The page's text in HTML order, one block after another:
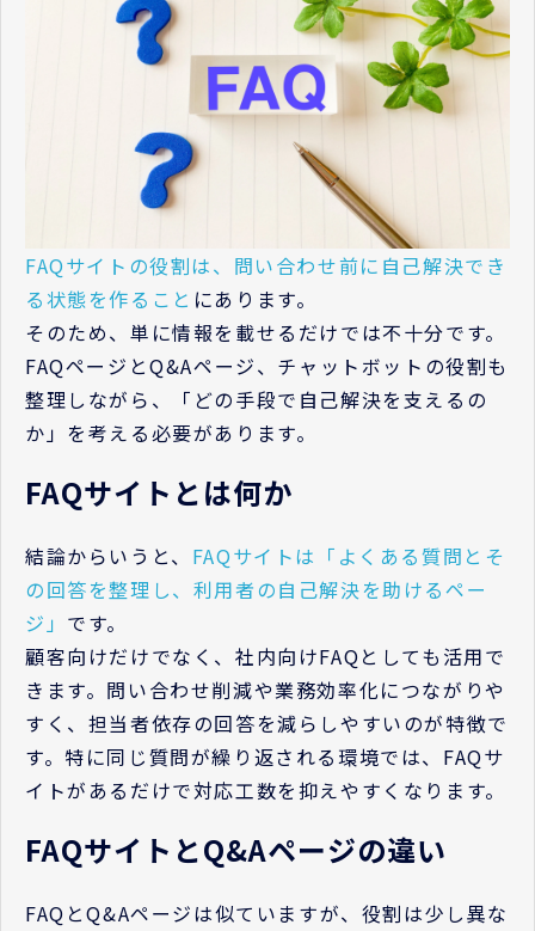
FAQサイトの役割は、問い合わせ前に自己解決でき
る状態を作ること にあります。
そのため、単に情報を載せるだけでは不十分です。
FAQページとQ&Aページ、チャットボットの役割も
整理しながら、「どの手段で自己解決を支えるの
か」を考える必要があります。
FAQサイトとは何か
結論からいうと、 FAQサイトは「よくある質問とそ
の回答を整理し、利用者の自己解決を助けるペー
ジ」 です。
顧客向けだけでなく、社内向けFAQとしても活用で
きます。問い合わせ削減や業務効率化につながりや
すく、担当者依存の回答を減らしやすいのが特徴で
す。特に同じ質問が繰り返される環境では、FAQサ
イトがあるだけで対応工数を抑えやすくなります。
FAQサイトとQ&Aページの違い
FAQとQ&Aページは似ていますが、役割は少し異な